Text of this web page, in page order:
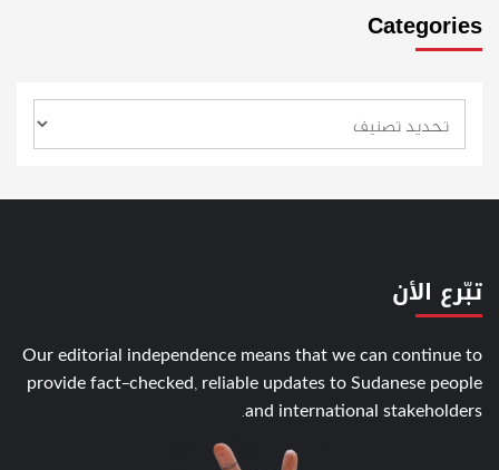
Categories
تبّرع الأن
Our editorial independence means that we can continue to
provide fact-checked, reliable updates to Sudanese people
and international stakeholders.